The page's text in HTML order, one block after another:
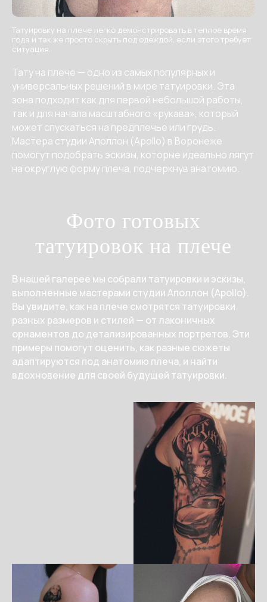
Татуировку на плече легко демонстрировать в теплое время
года и так же просто скрыть под одеждой, если этого требует
ситуация.
Тату на плече — одно из самых популярных и
универсальных решений в мире татуировки. Эта
зона подходит как для первой небольшой работы,
так и для начала масштабного «рукава», который
может спускаться на предплечье или грудь.
Мастера студии Аполлон (Apollo) в Воронеже
помогут подобрать эскизы, которые идеально лягут
на округлую форму плеча, подчеркнув анатомию.
Фото готовых
татуировок на плече
В нашей галерее мы собрали татуировки и эскизы,
выполненные мастерами студии Аполлон (Apollo).
Вы увидите, как на плече смотрятся татуировки
разных размеров и стилей — от лаконичных
орнаментов до детализированных портретов. Эти
примеры помогут оценить, как разные сюжеты
адаптируются под анатомию плеча, и найти
вдохновение для своей будущей татуировки.